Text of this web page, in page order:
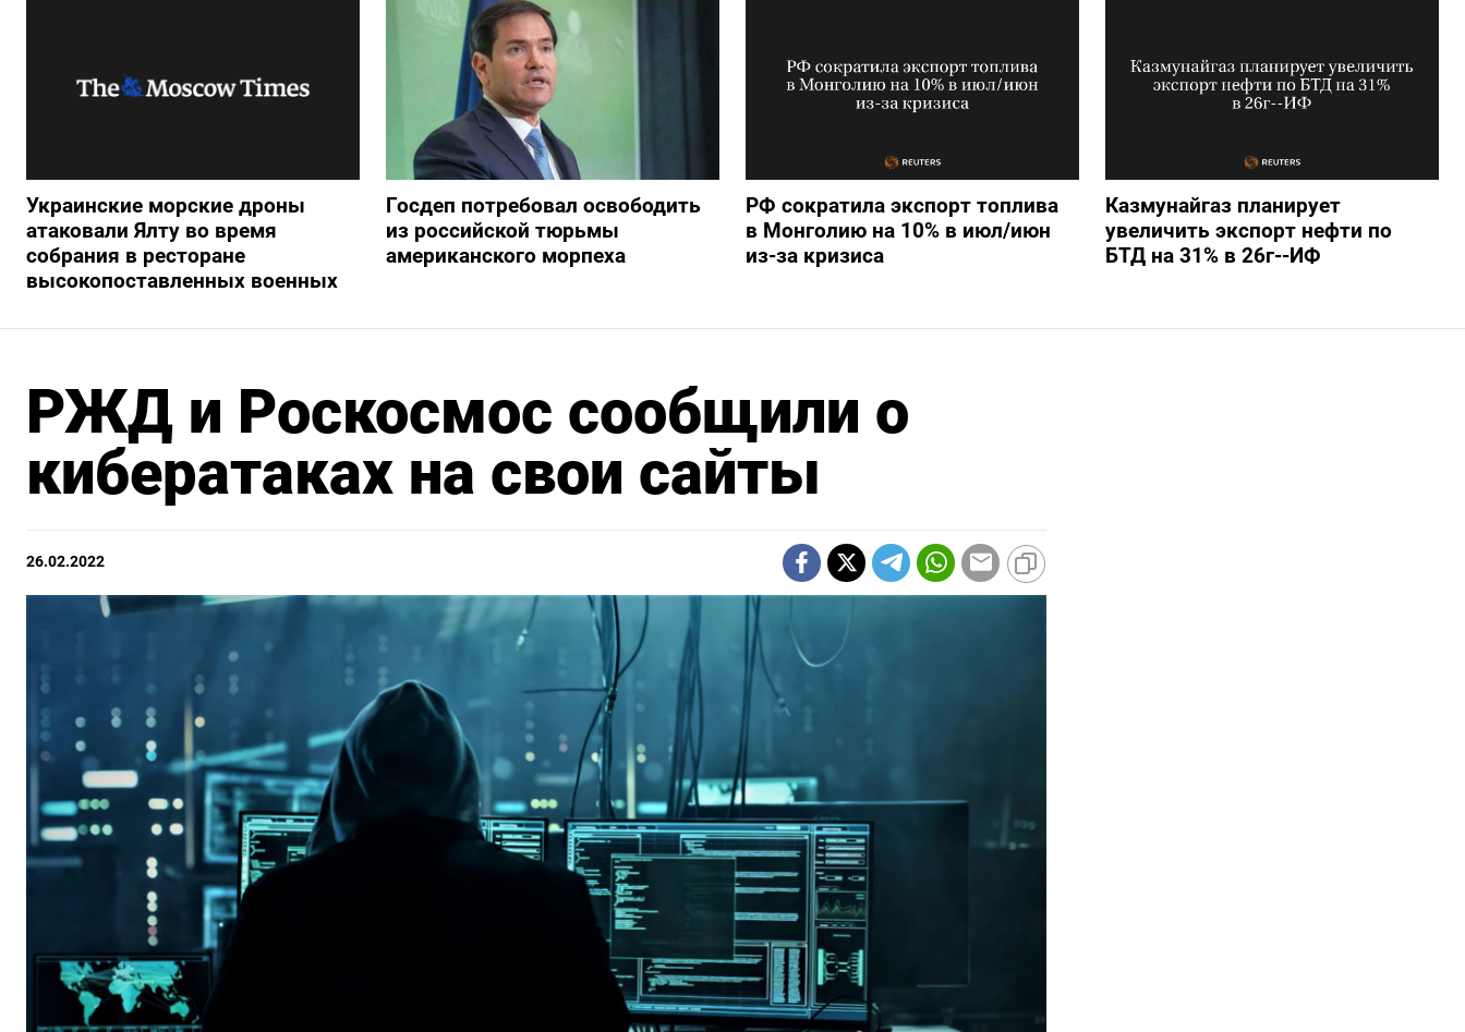
Украинские морские дроны
атаковали Ялту во время
собрания в ресторане
высокопоставленных военных
Госдеп потребовал освободить
из российской тюрьмы
американского морпеха
РФ сократила экспорт топлива
в Монголию на 10% в июл/июн
из-за кризиса
Казмунайгаз планирует
увеличить экспорт нефти по
БТД на 31% в 26г--ИФ
РЖД и Роскосмос сообщили о
кибератаках на свои сайты
26.02.2022